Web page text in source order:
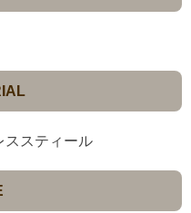
ススティール